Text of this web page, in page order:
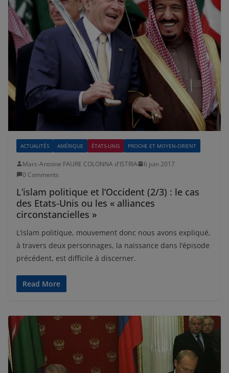
ACTUALITÉS AMÉRIQUE ÉTATS-UNIS PROCHE ET MOYEN-ORIENT
Marc-Antoine FAURE COLONNA d'ISTRIA
6 juin 2017
0 Comments
L’islam politique et l’Occident (2/3) : le cas
des Etats-Unis ou les « alliances
circonstancielles »
L’islam politique, mouvement donc nous avons expliqué,
à travers deux personnages, la naissance dans l’épisode
précédent, est difficile à discerner.
Read More